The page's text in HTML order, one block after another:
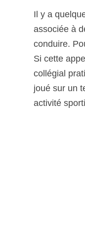
Il y a
associée à
conduire.
Si cette
collégial
joué sur un
activité